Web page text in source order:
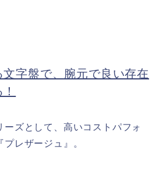
字盤で、腕元で良い存在
ーズとして、高いコストパフォ
レザージュ』。